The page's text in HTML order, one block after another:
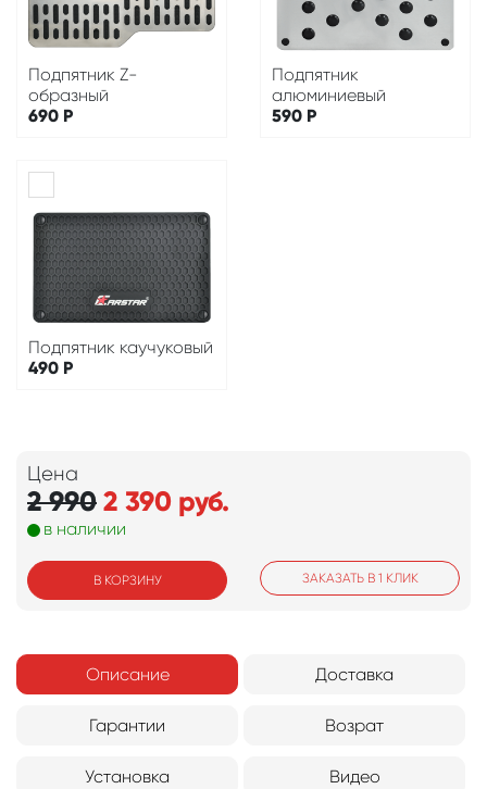
Подпятник Z-
образный
690 Р
Подпятник
алюминиевый
590 Р
Подпятник каучуковый
490 Р
Цена
2 9902 390 руб.
в наличии
В КОРЗИНУ ЗАКАЗАТЬ В 1 КЛИК
Описание Доставка
Гарантии Возрат
Установка Видео